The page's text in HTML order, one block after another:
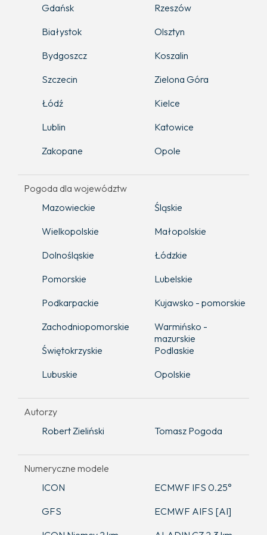
Gdańsk
Rzeszów
Białystok
Olsztyn
Bydgoszcz
Koszalin
Szczecin
Zielona Góra
Łódź
Kielce
Lublin
Katowice
Zakopane
Opole
Pogoda dla województw
Mazowieckie
Śląskie
Wielkopolskie
Małopolskie
Dolnośląskie
Łódzkie
Pomorskie
Lubelskie
Podkarpackie
Kujawsko - pomorskie
Zachodniopomorskie
Warmińsko -
mazurskie
Świętokrzyskie
Podlaskie
Lubuskie
Opolskie
Autorzy
Robert Zieliński
Tomasz Pogoda
Numeryczne modele
ICON
ECMWF IFS 0.25°
GFS
ECMWF AIFS [AI]